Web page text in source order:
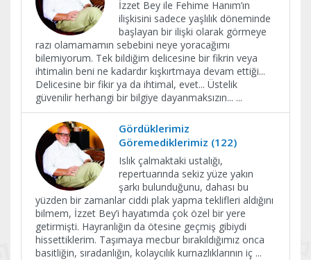
İzzet Bey ile Fehime Hanım’ın
ilişkisini sadece yaşlılık döneminde
başlayan bir ilişki olarak görmeye
razı olamamamın sebebini neye yoracağımı
bilemiyorum. Tek bildiğim delicesine bir fikrin veya
ihtimalin beni ne kadardır kışkırtmaya devam ettiği...
Delicesine bir fikir ya da ihtimal, evet... Üstelik
güvenilir herhangi bir bilgiye dayanmaksızın... ...
Gördüklerimiz
Göremediklerimiz (122)
Islık çalmaktaki ustalığı,
repertuarında sekiz yüze yakın
şarkı bulunduğunu, dahası bu
yüzden bir zamanlar ciddi plak yapma teklifleri aldığını
bilmem, İzzet Bey’i hayatımda çok özel bir yere
getirmişti. Hayranlığın da ötesine geçmiş gibiydi
hissettiklerim. Taşımaya mecbur bırakıldığımız onca
basitliğin, sıradanlığın, kolaycılık kurnazlıklarının iç ...